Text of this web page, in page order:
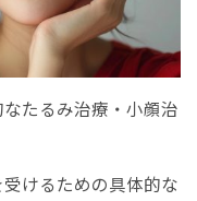
たるみ治療・小顔治
けるための具体的な